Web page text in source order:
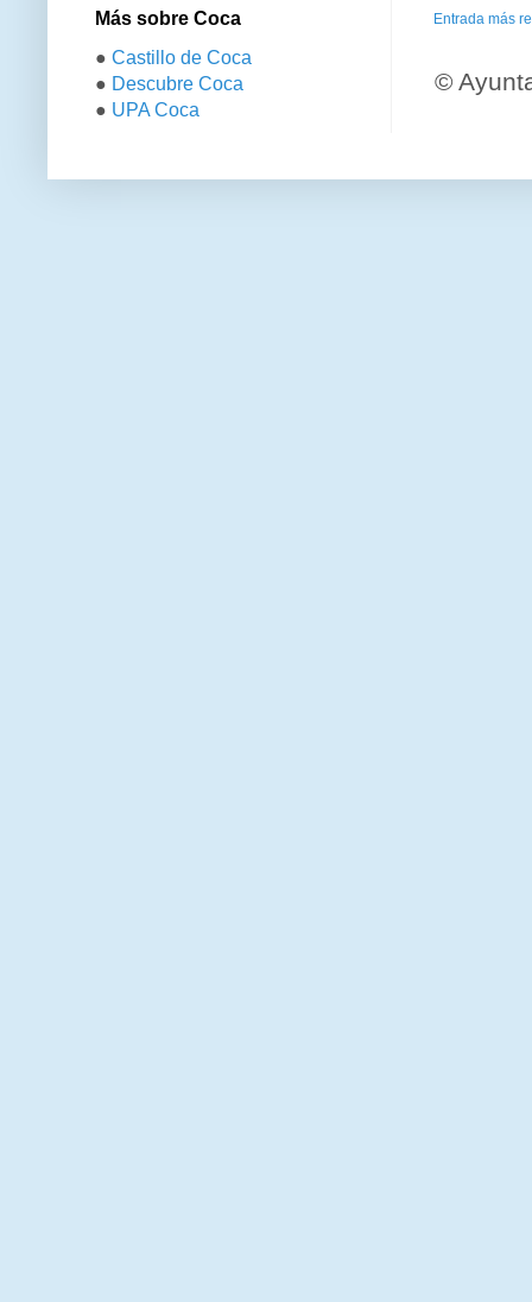
Entrada más
©
Más sobre Coca
● Castillo de Coca
● Descubre Coca
● UPA Coca